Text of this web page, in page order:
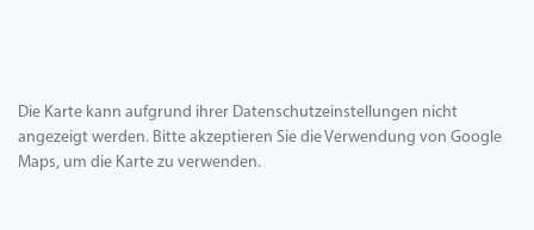
Die Karte kann aufgrund ihrer Datenschutzeinstellungen nicht
angezeigt werden. Bitte akzeptieren Sie die Verwendung von Google
Maps, um die Karte zu verwenden.